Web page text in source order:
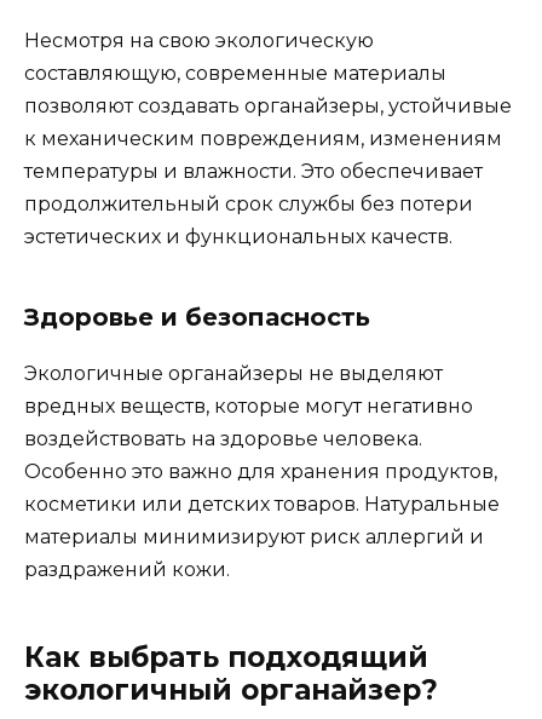
Несмотря на свою экологическую
составляющую, современные материалы
позволяют создавать органайзеры, устойчивые
к механическим повреждениям, изменениям
температуры и влажности. Это обеспечивает
продолжительный срок службы без потери
эстетических и функциональных качеств.
Здоровье и безопасность
Экологичные органайзеры не выделяют
вредных веществ, которые могут негативно
воздействовать на здоровье человека.
Особенно это важно для хранения продуктов,
косметики или детских товаров. Натуральные
материалы минимизируют риск аллергий и
раздражений кожи.
Как выбрать подходящий
экологичный органайзер?